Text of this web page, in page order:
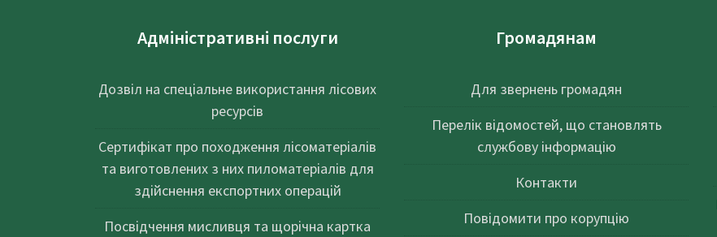
Адміністративні послуги
Дозвіл на спеціальне використання лісових
ресурсів
Сертифікат про походження лісоматеріалів
та виготовлених з них пиломатеріалів для
здійснення експортних операцій
Посвідчення мисливця та щорічна картка
Громадянам
Для звернень громадян
Перелік відомостей, що становлять
службову інформацію
Контакти
Повідомити про корупцію